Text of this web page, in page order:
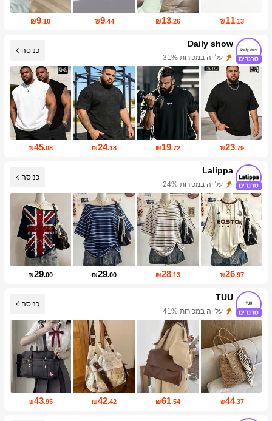
₪11.13
₪13.26
₪9.44
₪9.10
Daily show
עלייה במכירות 31%
עליית עוקבים של 320%
כניסה
₪23.79
₪19.72
₪24.18
₪45.08
Lalippa
עלייה במכירות 24%
109K עוקבים
כניסה
₪26.97
₪28.13
₪29.00
₪29.00
TUU
עלייה במכירות 41%
עליית עוקבים של 64%
כניסה
₪44.37
₪61.54
₪42.42
₪43.95